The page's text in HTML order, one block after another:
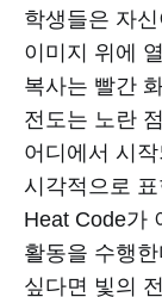
학생들은 자
이미지 위에
복사는 빨간
전도는 노란
어디에서 시
시각적으로
Heat Code가
활동을 수행
싶다면 빛의